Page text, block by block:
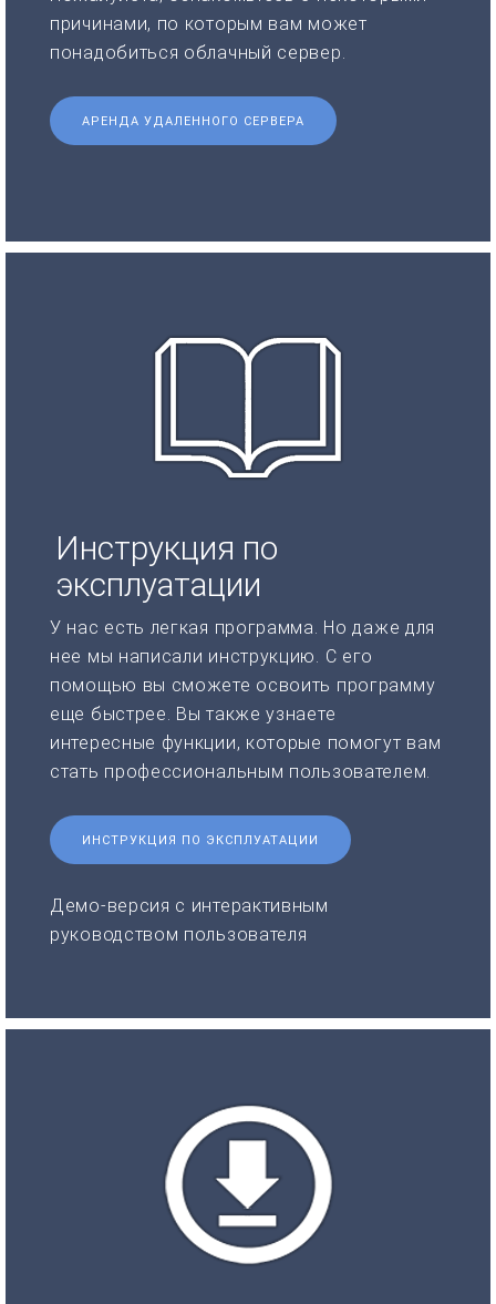
причинами, по которым вам может
понадобиться облачный сервер.
АРЕНДА УДАЛЕННОГО СЕРВЕРА
Инструкция по
эксплуатации
У нас есть легкая программа. Но даже для
нее мы написали инструкцию. С его
помощью вы сможете освоить программу
еще быстрее. Вы также узнаете
интересные функции, которые помогут вам
стать профессиональным пользователем.
ИНСТРУКЦИЯ ПО ЭКСПЛУАТАЦИИ
Демо-версия с интерактивным
руководством пользователя